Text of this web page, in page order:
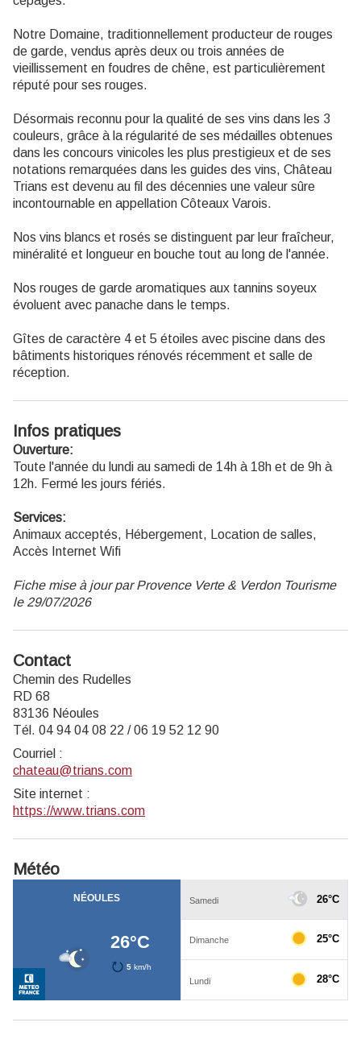
Notre Domaine, traditionnellement producteur de rouges
de garde, vendus après deux ou trois années de
vieillissement en foudres de chêne, est particulièrement
réputé pour ses rouges.
Désormais reconnu pour la qualité de ses vins dans les 3
couleurs, grâce à la régularité de ses médailles obtenues
dans les concours vinicoles les plus prestigieux et de ses
notations remarquées dans les guides des vins, Château
Trians est devenu au fil des décennies une valeur sûre
incontournable en appellation Côteaux Varois.
Nos vins blancs et rosés se distinguent par leur fraîcheur,
minéralité et longueur en bouche tout au long de l'année.
Nos rouges de garde aromatiques aux tannins soyeux
évoluent avec panache dans le temps.
Gîtes de caractère 4 et 5 étoiles avec piscine dans des
bâtiments historiques rénovés récemment et salle de
réception.
Infos pratiques
Ouverture:
Toute l'année du lundi au samedi de 14h à 18h et de 9h à
12h. Fermé les jours fériés.
Services:
Animaux acceptés, Hébergement, Location de salles,
Accès Internet Wifi
Fiche mise à jour par Provence Verte & Verdon Tourisme
le 29/07/2026
Contact
Chemin des Rudelles
RD 68
83136 Néoules
Tél. 04 94 04 08 22 / 06 19 52 12 90
Courriel :
chateau@trians.com
Site internet :
https://www.trians.com
Météo